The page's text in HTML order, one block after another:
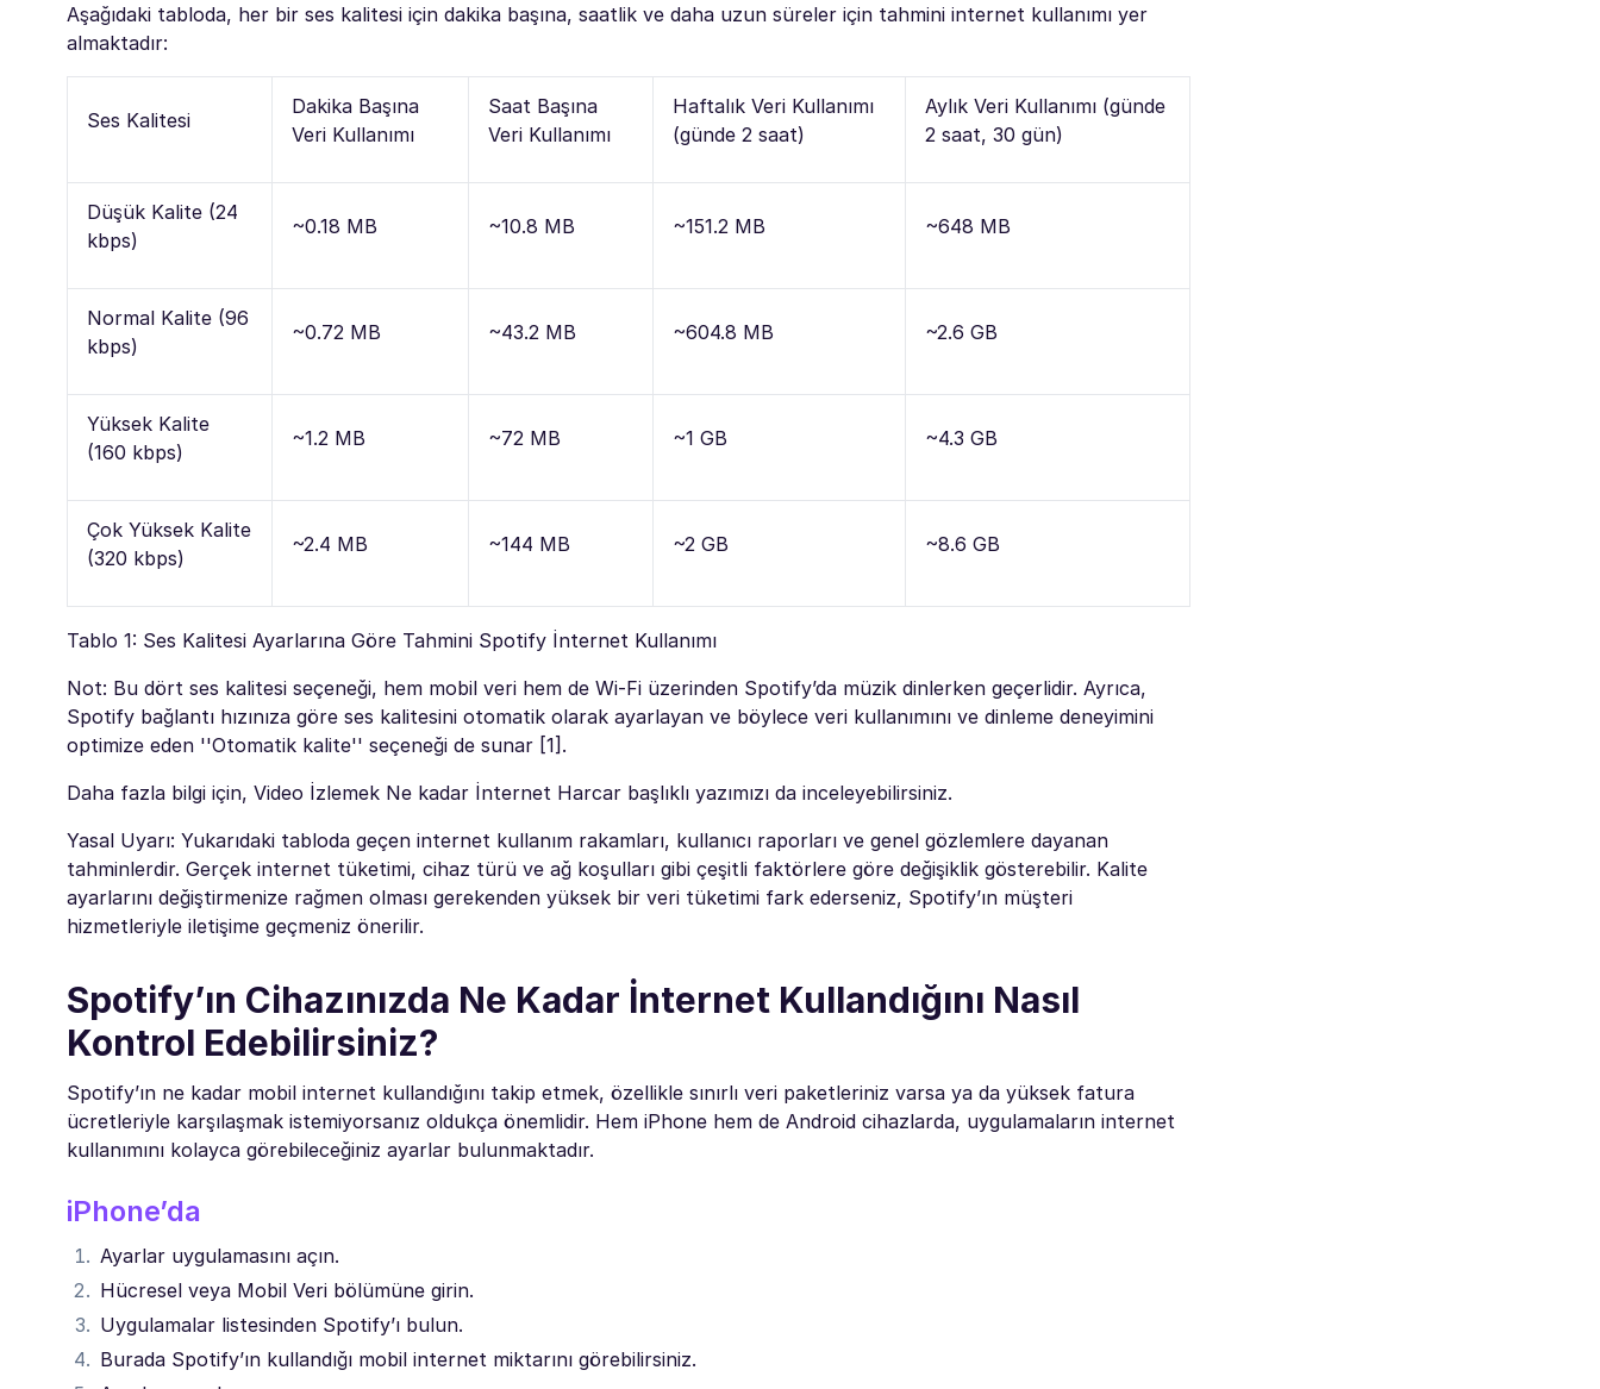
Aşağıdaki tabloda, her bir ses kalitesi için dakika başına, saatlik ve daha uzun süreler için tahmini internet kullanımı yer
almaktadır:
Ses Kalitesi
Dakika Başına
Veri Kullanımı
Saat Başına
Veri Kullanımı
Haftalık Veri Kullanımı
(günde 2 saat)
Aylık Veri Kullanımı (günde
2 saat, 30 gün)
Düşük Kalite (24
kbps)
~0.18 MB ~10.8 MB ~151.2 MB ~648 MB
Normal Kalite (96
kbps)
~0.72 MB ~43.2 MB ~604.8 MB ~2.6 GB
Yüksek Kalite
(160 kbps)
~1.2 MB ~72 MB ~1 GB ~4.3 GB
Çok Yüksek Kalite
(320 kbps)
~2.4 MB ~144 MB ~2 GB ~8.6 GB
Tablo 1: Ses Kalitesi Ayarlarına Göre Tahmini Spotify İnternet Kullanımı
Not: Bu dört ses kalitesi seçeneği, hem mobil veri hem de Wi-Fi üzerinden Spotify’da müzik dinlerken geçerlidir. Ayrıca,
Spotify bağlantı hızınıza göre ses kalitesini otomatik olarak ayarlayan ve böylece veri kullanımını ve dinleme deneyimini
optimize eden ''Otomatik kalite'' seçeneği de sunar [1].
Daha fazla bilgi için, Video İzlemek Ne kadar İnternet Harcar başlıklı yazımızı da inceleyebilirsiniz.
Yasal Uyarı: Yukarıdaki tabloda geçen internet kullanım rakamları, kullanıcı raporları ve genel gözlemlere dayanan
tahminlerdir. Gerçek internet tüketimi, cihaz türü ve ağ koşulları gibi çeşitli faktörlere göre değişiklik gösterebilir. Kalite
ayarlarını değiştirmenize rağmen olması gerekenden yüksek bir veri tüketimi fark ederseniz, Spotify’ın müşteri
hizmetleriyle iletişime geçmeniz önerilir.
Spotify’ın Cihazınızda Ne Kadar İnternet Kullandığını Nasıl
Kontrol Edebilirsiniz?
Spotify’ın ne kadar mobil internet kullandığını takip etmek, özellikle sınırlı veri paketleriniz varsa ya da yüksek fatura
ücretleriyle karşılaşmak istemiyorsanız oldukça önemlidir. Hem iPhone hem de Android cihazlarda, uygulamaların internet
kullanımını kolayca görebileceğiniz ayarlar bulunmaktadır.
iPhone’da
Ayarlar uygulamasını açın.
Hücresel veya Mobil Veri bölümüne girin.
Uygulamalar listesinden Spotify’ı bulun.
Burada Spotify’ın kullandığı mobil internet miktarını görebilirsiniz.